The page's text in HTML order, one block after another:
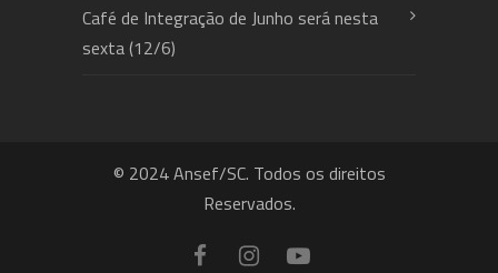
Café de Integração de Junho será nesta
sexta (12/6)
© 2024 Ansef/SC. Todos os direitos
Reservados.